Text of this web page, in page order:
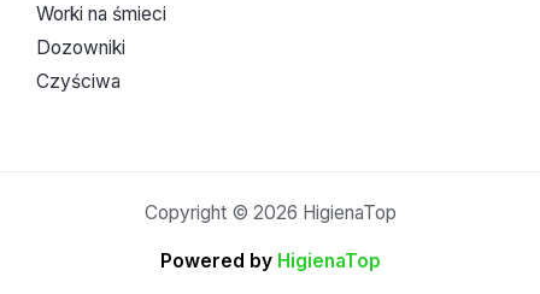
Worki na śmieci
Dozowniki
Czyściwa
Copyright © 2026 HigienaTop
Powered byHigienaTop